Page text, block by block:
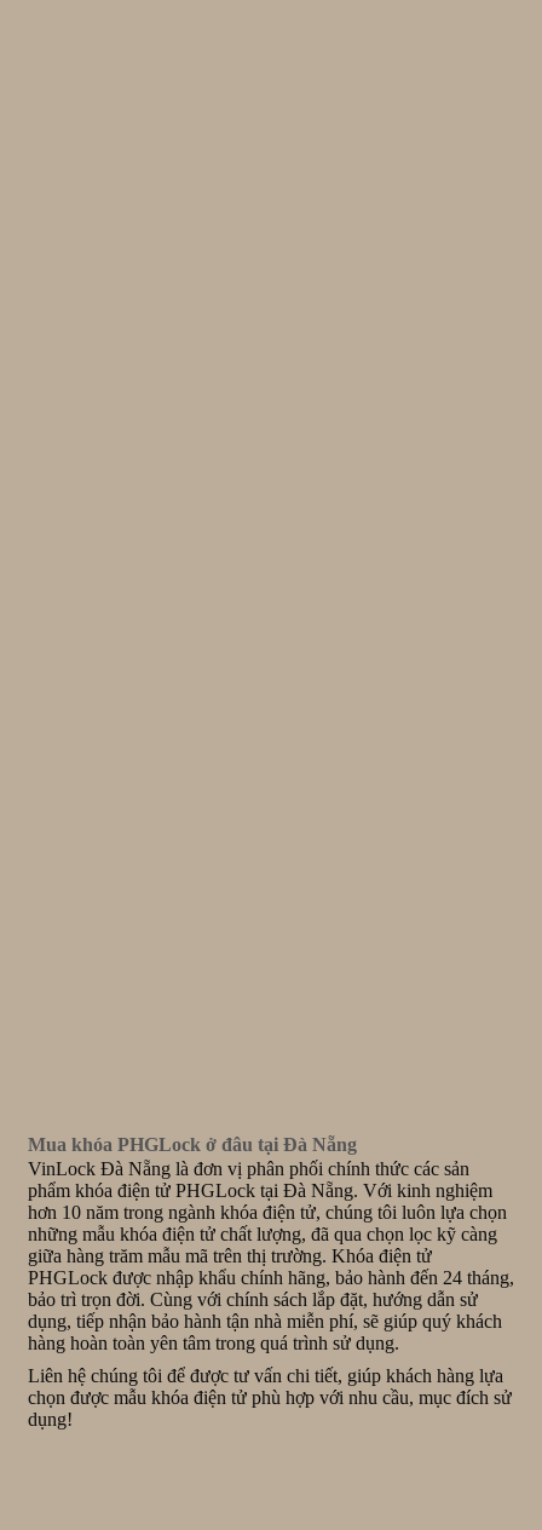
Mua khóa PHGLock ở đâu tại Đà Nẵng
VinLock Đà Nẵng là đơn vị phân phối chính thức các sản
phẩm khóa điện tử PHGLock tại Đà Nẵng. Với kinh nghiệm
hơn 10 năm trong ngành khóa điện tử, chúng tôi luôn lựa chọn
những mẫu khóa điện tử chất lượng, đã qua chọn lọc kỹ càng
giữa hàng trăm mẫu mã trên thị trường. Khóa điện tử
PHGLock được nhập khẩu chính hãng, bảo hành đến 24 tháng,
bảo trì trọn đời. Cùng với chính sách lắp đặt, hướng dẫn sử
dụng, tiếp nhận bảo hành tận nhà miễn phí, sẽ giúp quý khách
hàng hoàn toàn yên tâm trong quá trình sử dụng.
Liên hệ chúng tôi để được tư vấn chi tiết, giúp khách hàng lựa
chọn được mẫu khóa điện tử phù hợp với nhu cầu, mục đích sử
dụng!